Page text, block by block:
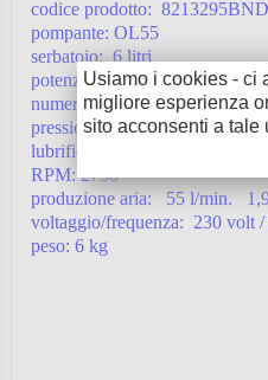
codice prodotto:
pompante: OL55
serbatoio: 6 litri
potenza: 0,5 hp / 0,3 kw
numero cilindri: 1
pressione massima: 8 bar / 116
lubrificazione: NO
RPM: 2750
produzione aria: 55 l/min.
voltaggio/frequenza: 230 volt
peso: 6 kg
Usiamo i cookies - ci
migliore esperienza
sito acconsenti a tale